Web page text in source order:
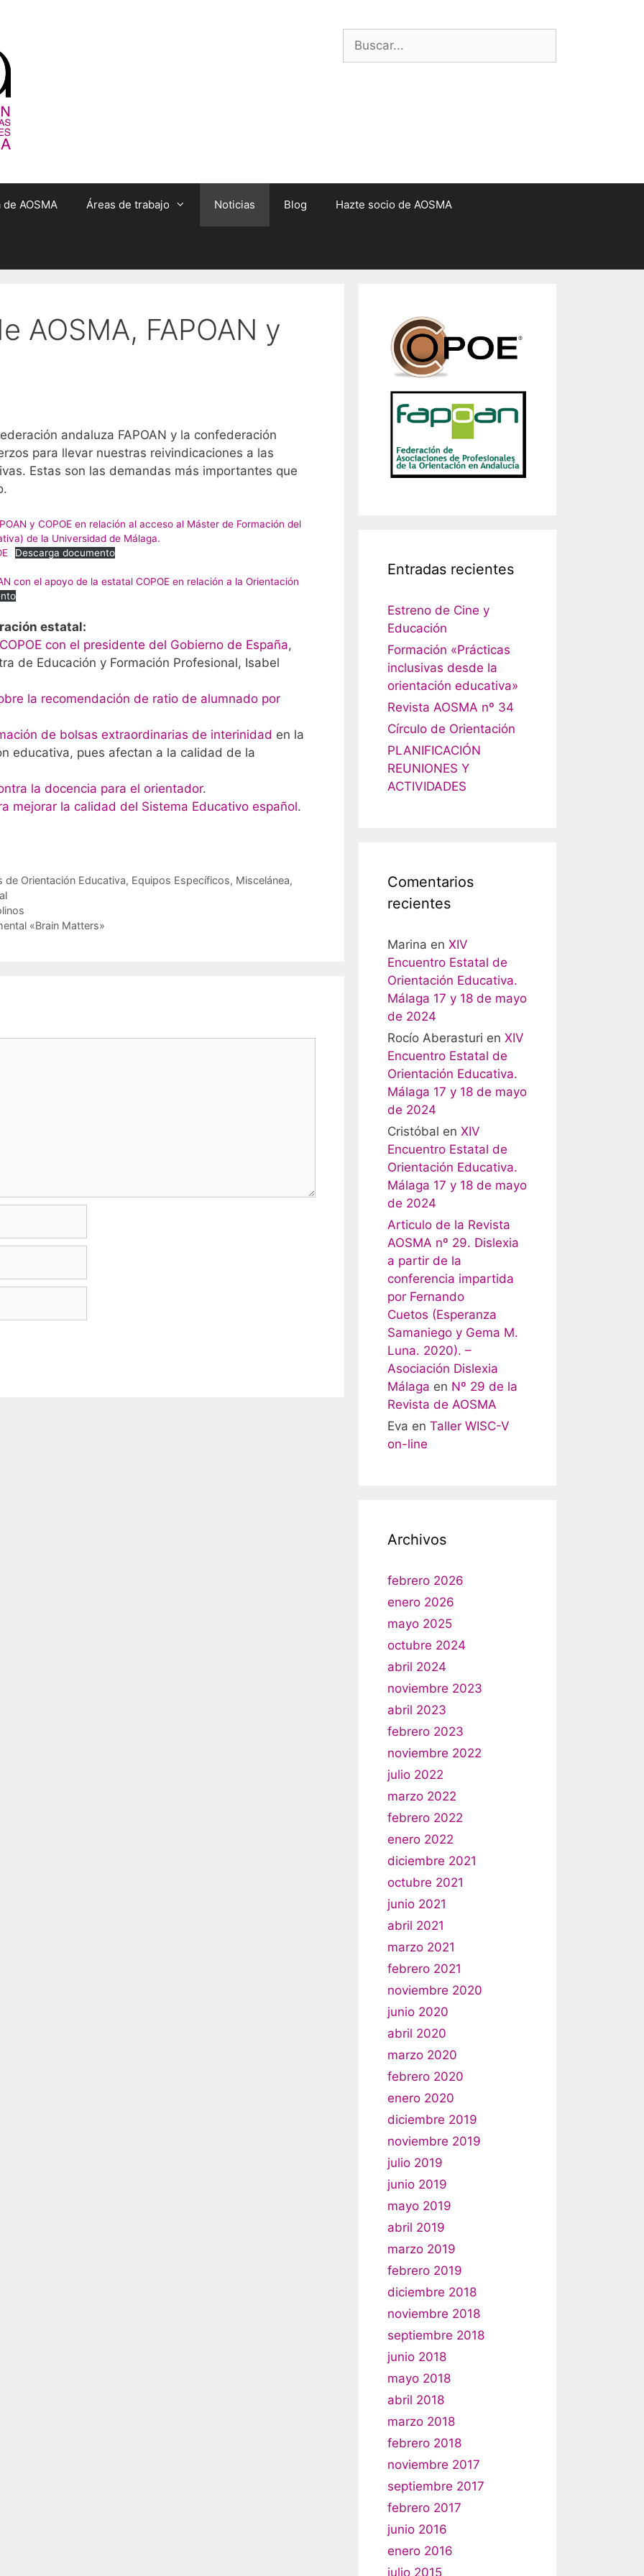
Buscar:
AOSMA Áreas de trabajo Noticias Blog Hazte socio de AOSMA
AOSMA, FAPOAN y
andaluza FAPOAN y la confederación
para llevar nuestras reivindicaciones a las
Estas son las demandas más importantes que
y COPOE en relación al acceso al Máster de Formación del
de la Universidad de Málaga.
Descarga documento
con el apoyo de la estatal COPOE en relación a la Orientación
estatal:
con el presidente del Gobierno de España,
de Educación y Formación Profesional, Isabel
la recomendación de ratio de alumnado por
de bolsas extraordinarias de interinidad en la
educativa, pues afectan a la calidad de la
la docencia para el orientador.
mejorar la calidad del Sistema Educativo español.
de Orientación Educativa, Equipos Específicos, Miscelánea,
«Brain Matters»
Entradas recientes
Estreno de Cine y
Educación
Formación «Prácticas
inclusivas desde la
orientación educativa»
Revista AOSMA nº 34
Círculo de Orientación
PLANIFICACIÓN
REUNIONES Y
ACTIVIDADES
Comentarios
recientes
Marina en XIV
Encuentro Estatal de
Orientación Educativa.
Málaga 17 y 18 de mayo
de 2024
Rocío Aberasturi en XIV
Encuentro Estatal de
Orientación Educativa.
Málaga 17 y 18 de mayo
de 2024
Cristóbal en XIV
Encuentro Estatal de
Orientación Educativa.
Málaga 17 y 18 de mayo
de 2024
Articulo de la Revista
AOSMA nº 29. Dislexia
a partir de la
conferencia impartida
por Fernando
Cuetos (Esperanza
Samaniego y Gema M.
Luna. 2020). –
Asociación Dislexia
Málaga en Nº 29 de la
Revista de AOSMA
Eva en Taller WISC-V
on-line
Archivos
febrero 2026
enero 2026
mayo 2025
octubre 2024
abril 2024
noviembre 2023
abril 2023
febrero 2023
noviembre 2022
julio 2022
marzo 2022
febrero 2022
enero 2022
diciembre 2021
octubre 2021
junio 2021
abril 2021
marzo 2021
febrero 2021
noviembre 2020
junio 2020
abril 2020
marzo 2020
febrero 2020
enero 2020
diciembre 2019
noviembre 2019
julio 2019
junio 2019
mayo 2019
abril 2019
marzo 2019
febrero 2019
diciembre 2018
noviembre 2018
septiembre 2018
junio 2018
mayo 2018
abril 2018
marzo 2018
febrero 2018
noviembre 2017
septiembre 2017
febrero 2017
junio 2016
enero 2016
julio 2015